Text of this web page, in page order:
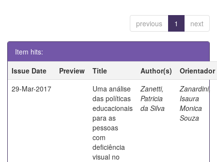
previous 1 next
Item hits:
Issue Date
Preview Title Author(s)
Orientador
29-Mar-2017
Uma análise
das políticas
educacionais
para as
pessoas
com
deficiência
visual no
Zanetti,
Patricia
da Silva
Zanardini,
Isaura
Monica
Souza